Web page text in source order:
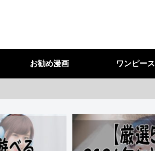
お勧め漫画 ワンピース